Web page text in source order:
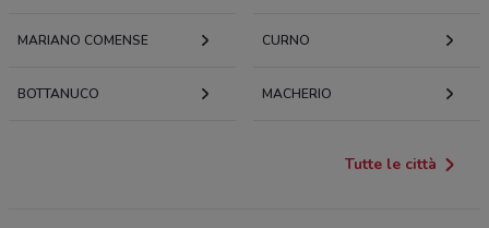
MARIANO COMENSE CURNO
BOTTANUCO MACHERIO
Tutte le città